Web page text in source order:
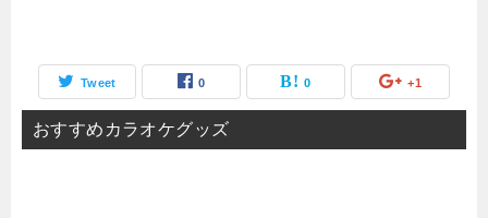
Tweet 0 0 +1
おすすめカラオケグッズ